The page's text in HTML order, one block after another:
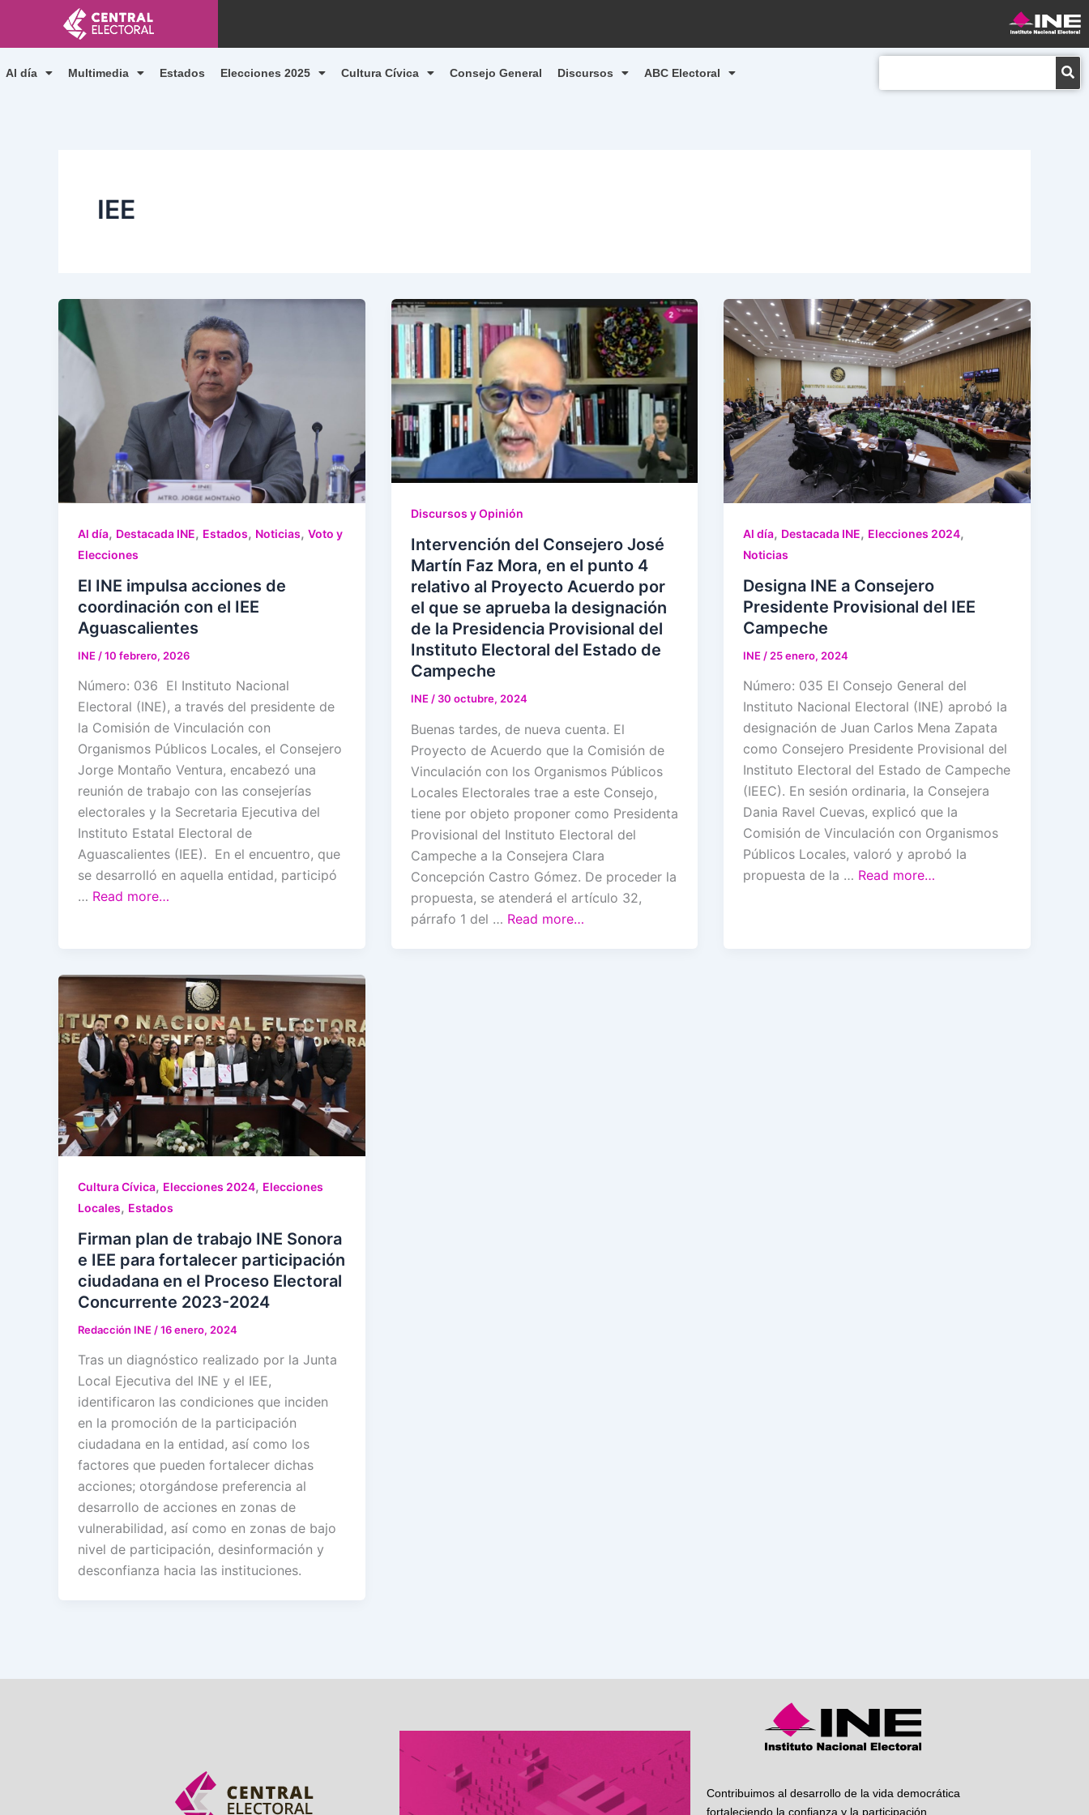
contenido
Al día Multimedia Estados Elecciones 2025 Cultura Cívica Consejo General Discursos ABC Electoral
IEE
Al día, Destacada INE, Estados, Noticias, Voto y
Elecciones
El INE impulsa acciones de
coordinación con el IEE
Aguascalientes
INE /10 febrero, 2026
Número: 036 El Instituto Nacional
Electoral (INE), a través del presidente de
la Comisión de Vinculación con
Organismos Públicos Locales, el Consejero
Jorge Montaño Ventura, encabezó una
reunión de trabajo con las consejerías
electorales y la Secretaria Ejecutiva del
Instituto Estatal Electoral de
Aguascalientes (IEE). En el encuentro, que
se desarrolló en aquella entidad, participó
… Read more…
Discursos y Opinión
Intervención del Consejero José
Martín Faz Mora, en el punto 4
relativo al Proyecto Acuerdo por
el que se aprueba la designación
de la Presidencia Provisional del
Instituto Electoral del Estado de
Campeche
INE / 30 octubre, 2024
Buenas tardes, de nueva cuenta. El
Proyecto de Acuerdo que la Comisión de
Vinculación con los Organismos Públicos
Locales Electorales trae a este Consejo,
tiene por objeto proponer como Presidenta
Provisional del Instituto Electoral del
Campeche a la Consejera Clara
Concepción Castro Gómez. De proceder la
propuesta, se atenderá el artículo 32,
párrafo 1 del … Read more…
Al día, Destacada INE, Elecciones 2024,
Noticias
Designa INE a Consejero
Presidente Provisional del IEE
Campeche
INE / 25 enero, 2024
Número: 035 El Consejo General del
Instituto Nacional Electoral (INE) aprobó la
designación de Juan Carlos Mena Zapata
como Consejero Presidente Provisional del
Instituto Electoral del Estado de Campeche
(IEEC). En sesión ordinaria, la Consejera
Dania Ravel Cuevas, explicó que la
Comisión de Vinculación con Organismos
Públicos Locales, valoró y aprobó la
propuesta de la … Read more…
Cultura Cívica, Elecciones 2024, Elecciones
Locales, Estados
Firman plan de trabajo INE Sonora
e IEE para fortalecer participación
ciudadana en el Proceso Electoral
Concurrente 2023-2024
Redacción INE /16 enero, 2024
Tras un diagnóstico realizado por la Junta
Local Ejecutiva del INE y el IEE,
identificaron las condiciones que inciden
en la promoción de la participación
ciudadana en la entidad, así como los
factores que pueden fortalecer dichas
acciones; otorgándose preferencia al
desarrollo de acciones en zonas de
vulnerabilidad, así como en zonas de bajo
nivel de participación, desinformación y
desconfianza hacia las instituciones.
Contribuimos al desarrollo de la vida democrática
fortaleciendo la confianza y la participación